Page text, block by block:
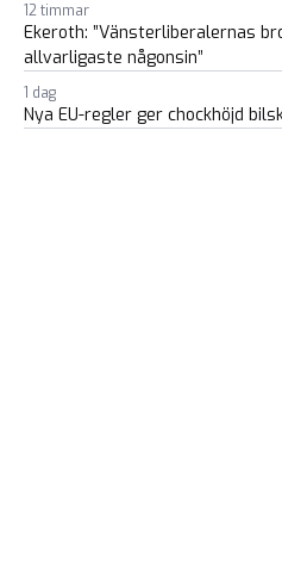
12 timmar
Ekeroth: ”Vänsterliberalernas
allvarligaste någonsin”
1 dag
Nya EU-regler ger chockhöjd